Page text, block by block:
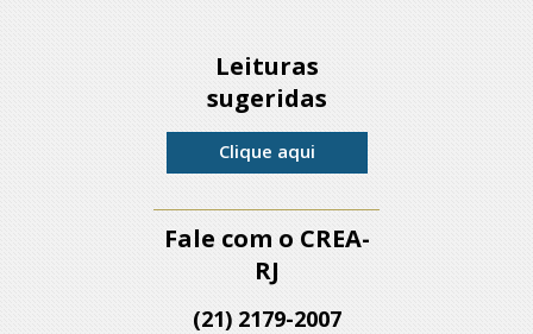
Leituras
sugeridas
Clique aqui
Fale com o CREA-
RJ
(21) 2179-2007